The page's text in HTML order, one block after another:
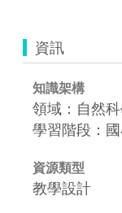
資訊
知識架構
領域：自然
學習階段：
資源類型
教學設計